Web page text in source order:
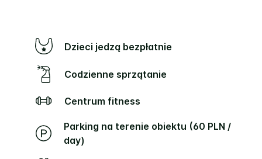
Dzieci jedzą bezpłatnie
Codzienne sprzątanie
Centrum fitness
Parking na terenie obiektu (60 PLN /
day)